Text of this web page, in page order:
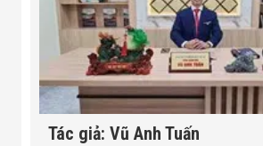
Tác giả: Vũ Anh Tuấn